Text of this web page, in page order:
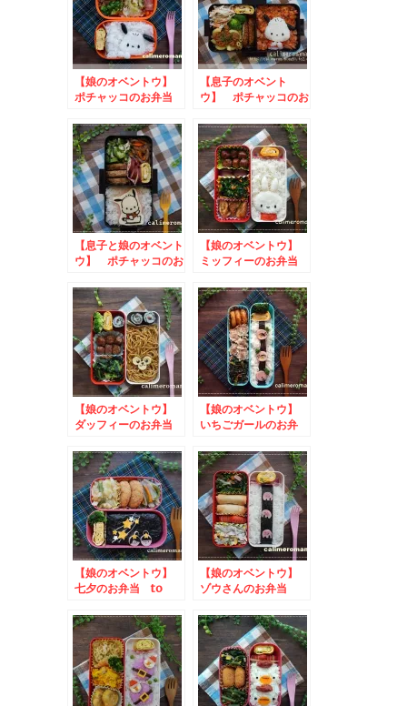
【娘のオベントウ】
ポチャッコのお弁当
【息子のオベント
ウ】 ポチャッコのお
【息子と娘のオベント
ウ】 ポチャッコのお
【娘のオベントウ】
ミッフィーのお弁当
フォトキャンペーン
【娘のオベントウ】
ダッフィーのお弁当
憧れてSNSプレゼン
トキャンペーン
【娘のオベントウ】
いちごガールのお弁
ッピーデコ！キャンペ
ーン
【娘のオベントウ】
七夕のお弁当 to
ーン
【娘のオベントウ】
ゾウさんのお弁当
しフォトキャンペーン
2026